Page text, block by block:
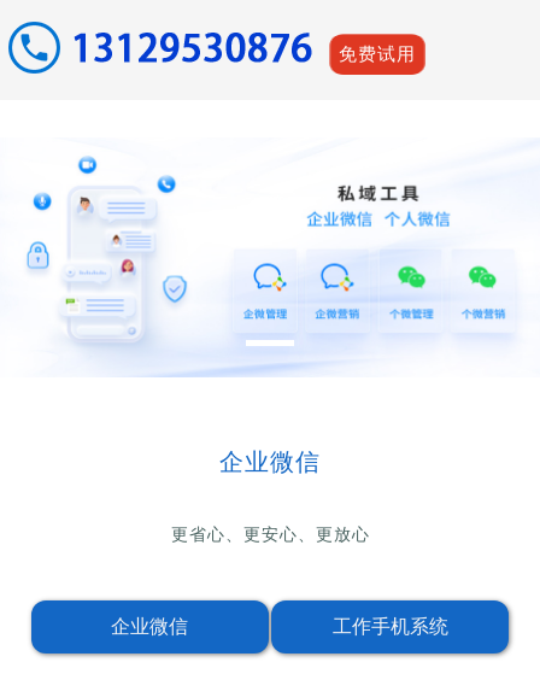
免费试用
企业微信
更省心、更安心、更放心
企业微信 工作手机系统